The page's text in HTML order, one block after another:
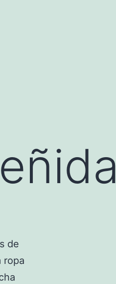
de
ropa